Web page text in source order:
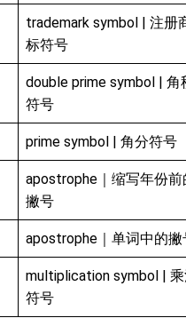
trademark symbol | 注册
标符号
double prime symbol | 角
符号
prime symbol | 角分符号
apostrophe｜缩写年份前
撇号
apostrophe｜单词中的撇
multiplication symbol |
符号